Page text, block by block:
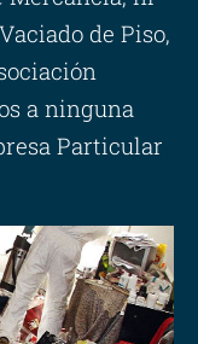
de Piso,
a ninguna
Particular